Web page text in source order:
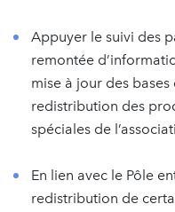
Appuyer le suivi des
remontée
mise à jour des
redistribution des
spéciales de
En lien avec le Pôle
redistribution de